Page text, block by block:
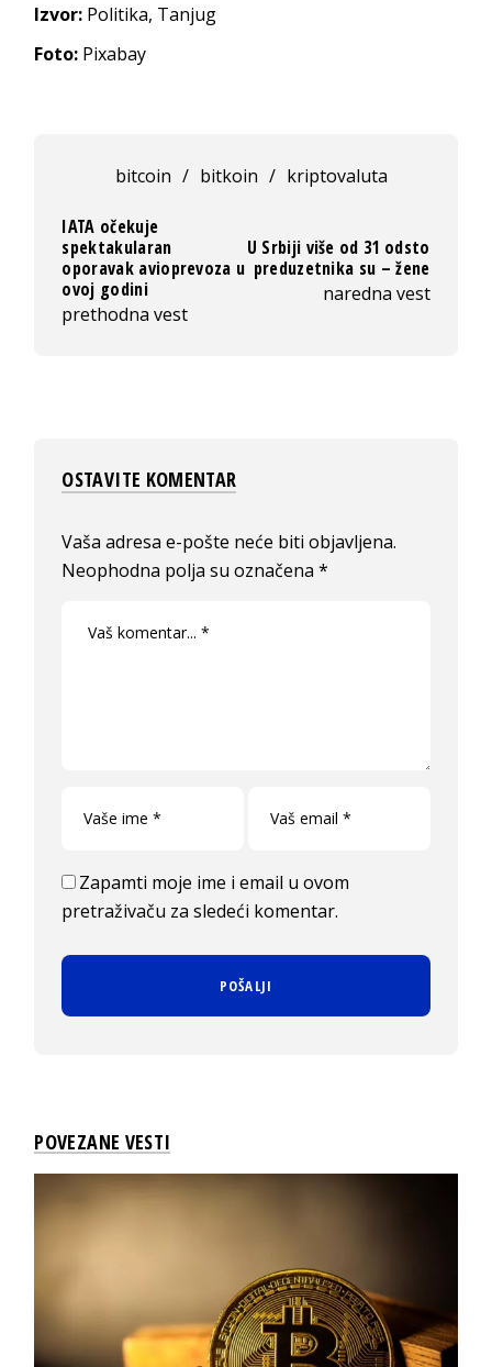
Izvor: Politika, Tanjug
Foto: Pixabay
bitcoin / bitkoin / kriptovaluta
IATA očekuje
spektakularan
oporavak avioprevoza u
ovoj godini
prethodna vest
U Srbiji više od 31 odsto
preduzetnika su – žene
naredna vest
OSTAVITE KOMENTAR
Vaša adresa e-pošte neće biti objavljena.
Neophodna polja su označena*
Zapamti moje ime i email u ovom
pretraživaču za sledeći komentar.
POVEZANE VESTI